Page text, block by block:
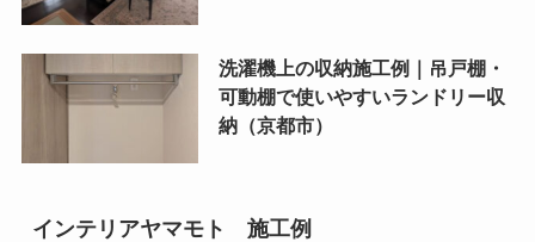
洗濯機上の収納施工例｜吊戸棚・
可動棚で使いやすいランドリー収
納（京都市）
インテリアヤマモト 施工例